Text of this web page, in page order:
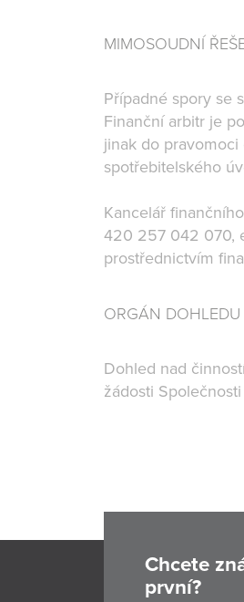
MIMOSOUDNÍ
Případné spory se
Finanční arbitr je
jinak do
spotřebitelského
Kancelář
420 257 042 070,
prostřednictvím
ORGÁN DOHLEDU
Dohled nad
žádosti
Chcete
první?